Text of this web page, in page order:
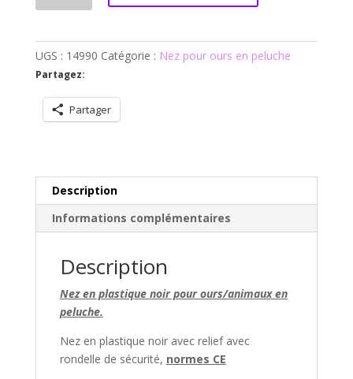
plastique
pour
peluche
UGS : 14990 Catégorie : Nez pour ours en peluche
Partagez:
Partager
Description
Informations complémentaires
Description
Nez en plastique noir pour ours/animaux en
peluche.
Nez en plastique noir avec relief avec
rondelle de sécurité, normes CE